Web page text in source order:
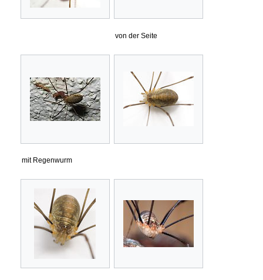
von der Seite
mit Regenwurm